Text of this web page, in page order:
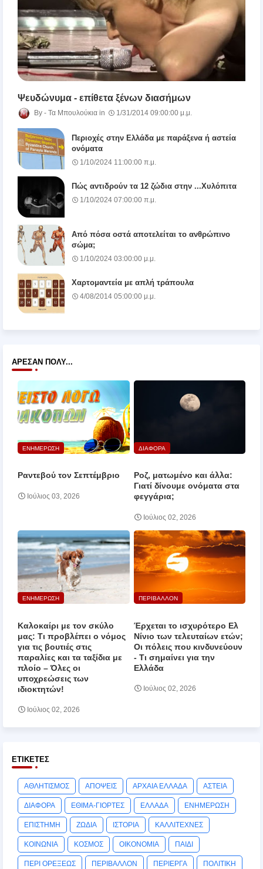
Ψευδώνυμα - επίθετα ξένων διασήμων
Τα Μπουλούκια 1/31/2014 09:00:00 μ.μ.
Περιοχές στην Ελλάδα με παράξενα ή αστεία
ονόματα
1/10/2024 11:00:00 π.μ.
Πώς αντιδρούν τα 12 ζώδια στην ...Χυλόπιτα
1/10/2024 07:00:00 π.μ.
Από πόσα οστά αποτελείται το ανθρώπινο
σώμα;
1/10/2024 03:00:00 μ.μ.
Χαρτομαντεία με απλή τράπουλα
4/08/2014 05:00:00 μ.μ.
ΆΡΕΣΑΝ ΠΟΛΎ...
ΕΝΗΜΕΡΩΣΗ
Ραντεβού τον Σεπτέμβριο
Ιούλιος 03, 2026
ΔΙΑΦΟΡΑ
Ροζ, ματωμένο και άλλα:
Γιατί δίνουμε ονόματα στα
φεγγάρια;
Ιούλιος 02, 2026
ΕΝΗΜΕΡΩΣΗ
Καλοκαίρι με τον σκύλο
μας: Τι προβλέπει ο νόμος
για τις βουτιές στις
παραλίες και τα ταξίδια με
πλοίο – Όλες οι
υποχρεώσεις των
ιδιοκτητών!
Ιούλιος 02, 2026
ΠΕΡΙΒΑΛΛΟΝ
Έρχεται το ισχυρότερο Ελ
Νίνιο των τελευταίων ετών;
Οι πόλεις που κινδυνεύουν
‑ Τι σημαίνει για την
Ελλάδα
Ιούλιος 02, 2026
ΕΤΙΚΈΤΕΣ
ΑΘΛΗΤΙΣΜΟΣ ΑΠΟΨΕΙΣ ΑΡΧΑΙΑ ΕΛΛΑΔΑ ΑΣΤΕΙΑ
ΔΙΑΦΟΡΑ ΕΘΙΜΑ-ΓΙΟΡΤΕΣ ΕΛΛΑΔΑ ΕΝΗΜΕΡΩΣΗ
ΕΠΙΣΤΗΜΗ ΖΩΔΙΑ ΙΣΤΟΡΙΑ ΚΑΛΛΙΤΕΧΝΕΣ
ΚΟΙΝΩΝΙΑ ΚΟΣΜΟΣ ΟΙΚΟΝΟΜΙΑ ΠΑΙΔΙ
ΠΕΡΙ ΟΡΕΞΕΩΣ ΠΕΡΙΒΑΛΛΟΝ ΠΕΡΙΕΡΓΑ ΠΟΛΙΤΙΚΗ